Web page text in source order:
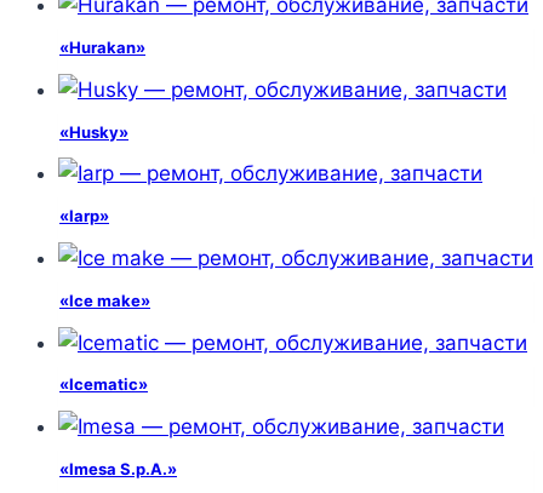
«Hurakan»
«Husky»
«Iarp»
«Ice make»
«Icematic»
«Imesa S.p.A.»